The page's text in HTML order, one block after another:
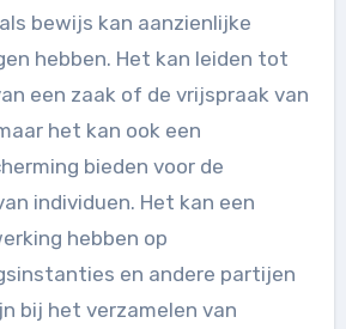
bewijs kan aanzienlijke
hebben. Het kan leiden tot
een zaak of de vrijspraak van
het kan ook een
bieden voor de
individuen. Het kan een
hebben op
en andere partijen
bij het verzamelen van